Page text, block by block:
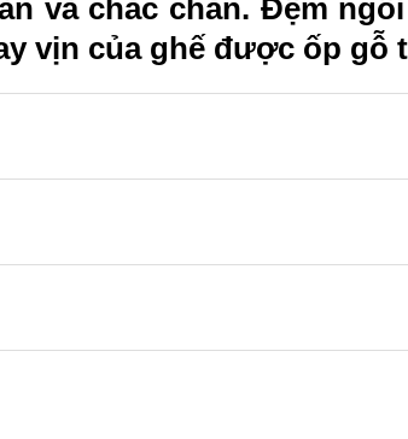
và chắc chắn. Đệm
vịn của ghế được ốp